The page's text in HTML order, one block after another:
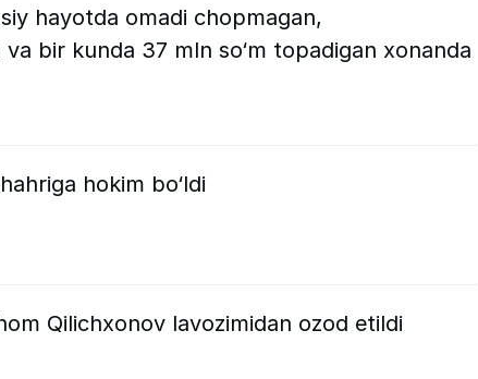
hayotda omadi chopmagan,
bir kunda 37 mln so‘m topadigan xonanda
hokim bo‘ldi
Qilichxonov lavozimidan ozod etildi